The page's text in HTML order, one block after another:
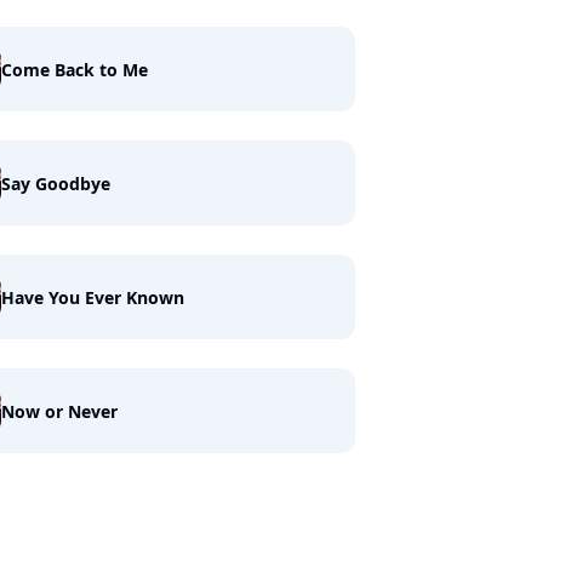
Come Back to Me
Say Goodbye
Have You Ever Known
Now or Never